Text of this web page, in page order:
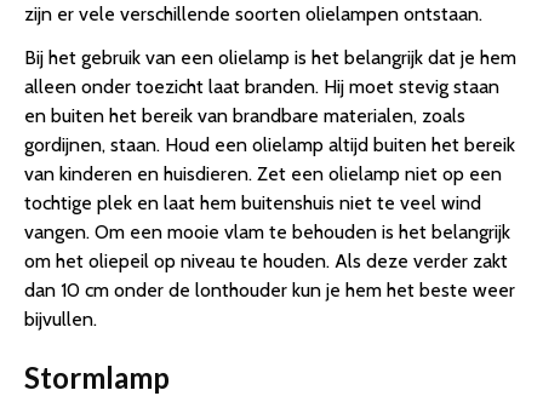
zijn er vele verschillende soorten olielampen ontstaan.
Bij het gebruik van een olielamp is het belangrijk dat je hem
alleen onder toezicht laat branden. Hij moet stevig staan
en buiten het bereik van brandbare materialen, zoals
gordijnen, staan. Houd een olielamp altijd buiten het bereik
van kinderen en huisdieren. Zet een olielamp niet op een
tochtige plek en laat hem buitenshuis niet te veel wind
vangen. Om een mooie vlam te behouden is het belangrijk
om het oliepeil op niveau te houden. Als deze verder zakt
dan 10 cm onder de lonthouder kun je hem het beste weer
bijvullen.
Stormlamp